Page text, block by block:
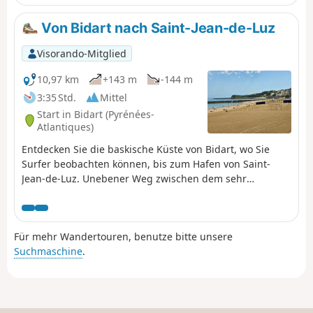
Von Bidart nach Saint-Jean-de-Luz
Visorando-Mitglied
10,97 km
+143 m
-144 m
3:35 Std.
Mittel
Start in Bidart (Pyrénées-
Atlantiques)
Entdecken Sie die baskische Küste von Bidart, wo Sie
Surfer beobachten können, bis zum Hafen von Saint-
Jean-de-Luz. Unebener Weg zwischen dem sehr
zahlreichen Anwesen. Sie können den Besuch am Strand
von Saint-Jean-de-Luz oder bei einer
Entspannungspause in der Stadt beenden.
Für mehr Wandertouren, benutze bitte unsere
Suchmaschine.